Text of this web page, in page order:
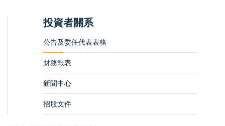
投資者關系
公告及委任代表表格
財務報表
新聞中心
招股文件